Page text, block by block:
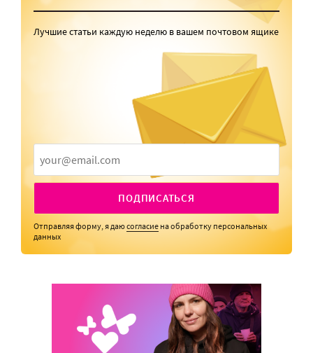
Лучшие статьи каждую неделю в вашем почтовом ящике
ПОДПИСАТЬСЯ
Отправляя форму, я даюсогласие на обработку персональных
данных